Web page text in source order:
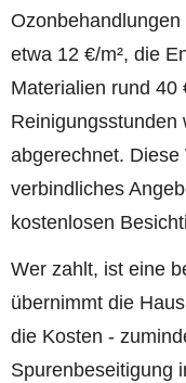
etwa 12 €/m², die
Materialien rund 40
Reinigungsstunden
abgerechnet.
verbindliches
kostenlosen
Wer zahlt, ist eine
übernimmt die
die Kosten -
Spurenbeseitigung